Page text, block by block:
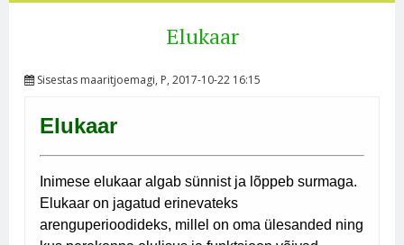
Elukaar
Sisestas maaritjoemagi, P, 2017-10-22 16:15